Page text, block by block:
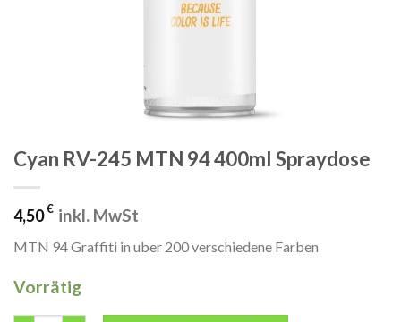
Cyan RV-245 MTN 94 400ml Spraydose
4,50€ inkl. MwSt
MTN 94 Graffiti in uber 200 verschiedene Farben
Vorrätig